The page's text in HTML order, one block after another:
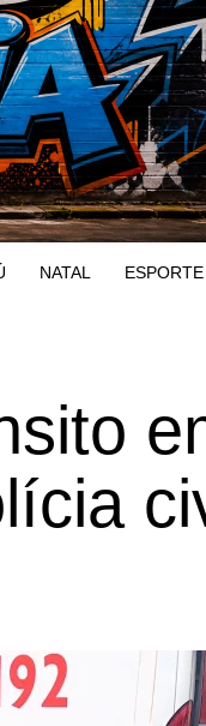
NATAL ESPORTE